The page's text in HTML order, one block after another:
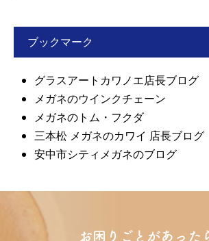
ブックマーク
グラスアートカワノエ店長ブログ
メガネのウインクチェーン
メガネのトム・フクダ
三本松 メガネのカワイ 店長ブログ
安中市シティメガネのブログ
お困りごとがあった